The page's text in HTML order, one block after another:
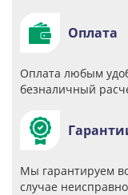
Оплата
Оплата любым
безналичный
Мы гарантируем
случае